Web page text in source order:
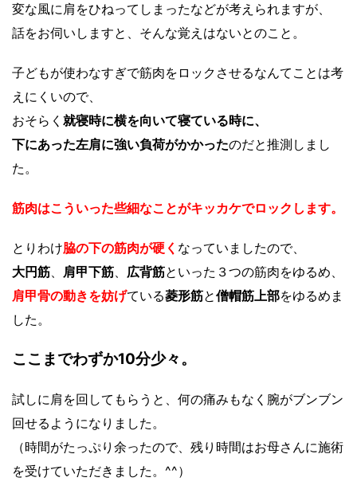
変な風に肩をひねってしまったなどが考えられますが、
話をお伺いしますと、そんな覚えはないとのこと。
子どもが使わなすぎで筋肉をロックさせるなんてことは考
えにくいので、
おそらく 就寝時に横を向いて寝ている時に、
下にあった左肩に強い負荷がかかったのだと推測しまし
た。
筋肉はこういった些細なことがキッカケでロックします。
とりわけ脇の下の筋肉が硬く なっていましたので、
大円筋
肩甲下筋 広背筋といった３つの筋肉をゆるめ、
肩甲骨の動きを妨げている菱形筋と僧帽筋上部をゆるめま
した。
ここまでわずか10分少々。
試しに肩を回してもらうと、何の痛みもなく腕がブンブン
回せるようになりました。
（時間がたっぷり余ったので、残り時間はお母さんに施術
を受けていただきました。^^）